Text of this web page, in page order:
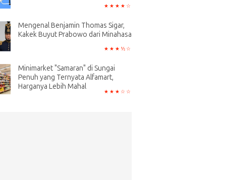
Mengenal Benjamin Thomas Sigar,
Kakek Buyut Prabowo dari Minahasa
Minimarket "Samaran" di Sungai
Penuh yang Ternyata Alfamart,
Harganya Lebih Mahal